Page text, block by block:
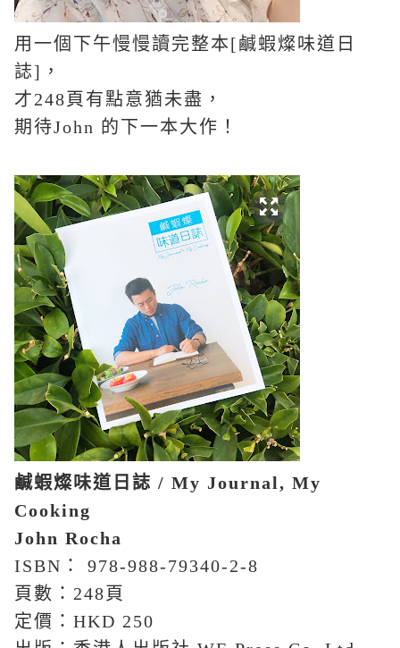
用一個下午慢慢讀完整本[鹹蝦燦味道日
誌] ，
才248 頁有點意猶未盡，
期待John 的下一本大作！
鹹蝦燦味道日誌 / My Journal, My
Cooking
John Rocha
ISBN ：
978-988-79340-2-8
頁數： 248 頁
定價： HKD 250